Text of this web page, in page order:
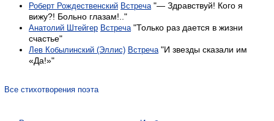
Роберт Рождественский Встреча "— Здравствуй! Кого я
вижу?! Больно глазам!.."
Анатолий Штейгер Встреча "Только раз дается в жизни
счастье"
Лев Кобылинский (Эллис) Встреча "И звезды сказали им
«Да!»"
Все стихотворения поэта